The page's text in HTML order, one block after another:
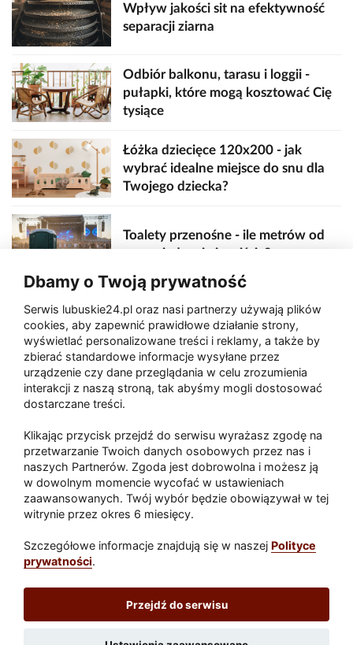
Wpływ jakości sit na efektywność
separacji ziarna
Odbiór balkonu, tarasu i loggii -
pułapki, które mogą kosztować Cię
tysiące
Łóżka dziecięce 120x200 - jak
wybrać idealne miejsce do snu dla
Twojego dziecka?
Toalety przenośne - ile metrów od
sceny, jedzenia i wejścia?
Zaatakował seniora na "kwadracie"
Akcja po pożarze w Gorzowie.
Ruszyła rozbiórka ściany spalonej
Paliwa
Raport Dodaj raport
Sport
Lubuskie24.pl
Redakcja|Wynajem aut Teneryfa – NaTeneryfie.pl|Patronat|
Dbamy o Twoją prywatność
Serwis lubuskie24.pl oraz nasi partnerzy używają plików
cookies, aby zapewnić prawidłowe działanie strony,
wyświetlać personalizowane treści i reklamy, a także by
zbierać standardowe informacje wysyłane przez
urządzenie czy dane przeglądania w celu zrozumienia
interakcji z naszą stroną, tak abyśmy mogli dostosować
dostarczane treści.
Klikając przycisk przejdź do serwisu wyrażasz zgodę na
przetwarzanie Twoich danych osobowych przez nas i
naszych Partnerów. Zgoda jest dobrowolna i możesz ją
w dowolnym momencie wycofać w ustawieniach
zaawansowanych. Twój wybór będzie obowiązywał w tej
witrynie przez okres 6 miesięcy.
Szczegółowe informacje znajdują się w naszej Polityce
prywatności.
Przejdź do serwisu